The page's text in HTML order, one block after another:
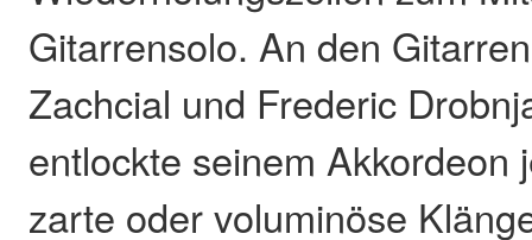
Gitarrensolo. An den
Zachcial und Frederic
entlockte seinem Akkordeon
zarte oder voluminöse